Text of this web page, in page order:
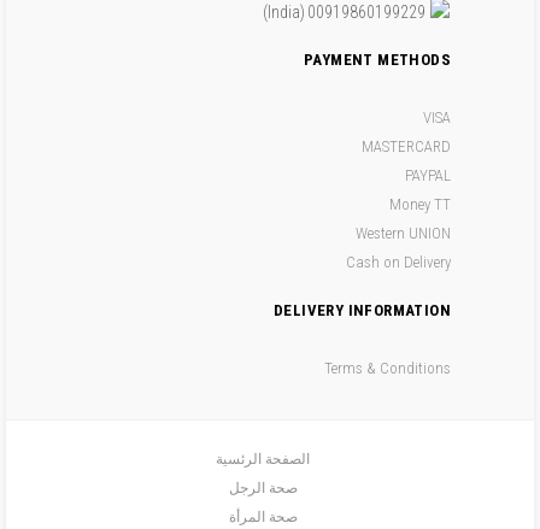
00919860199229
(India)
PAYMENT METHODS
VISA
MASTERCARD
PAYPAL
Money TT
Western UNION
Cash on Delivery
DELIVERY INFORMATION
Terms & Conditions
الصفحة الرئسية
صحة الرجل
صحة المرأة